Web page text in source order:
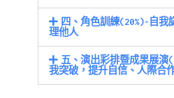
四、角色訓練(20%)-自我
理他人
五、演出彩排暨成果展演
我突破，提升自信、人際合